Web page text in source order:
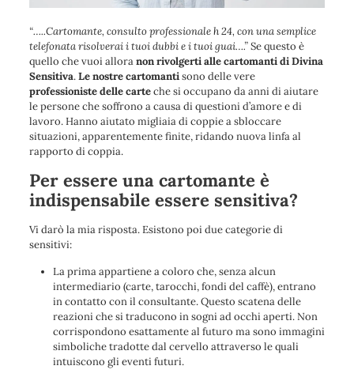
“…..Cartomante, consulto professionale h 24, con una semplice
telefonata risolverai i tuoi dubbi e i tuoi guai….”Se questo è
quello che vuoi alloranon rivolgerti alle cartomanti di Divina
Sensitiva.Le nostre cartomantisono delle vere
professioniste delle carteche si occupano da anni diaiutare
le persone che soffrono a causa di questioni d’amore e di
lavoro. Hanno aiutato migliaia di coppie a sbloccare
situazioni, apparentemente finite, ridando nuova linfa al
rapporto di coppia.
Per essere una cartomante è
indispensabile essere sensitiva?
Vi darò la mia risposta. Esistono poi due categorie di
sensitivi:
La prima appartiene a coloro che, senza alcun
intermediario (carte, tarocchi, fondi del caffè), entrano
in contatto con il consultante. Questo scatena delle
reazioni che si traducono in sogni ad occhi aperti. Non
corrispondono esattamente al futuro ma sono immagini
simboliche tradotte dal cervello attraverso le quali
intuiscono gli eventi futuri.